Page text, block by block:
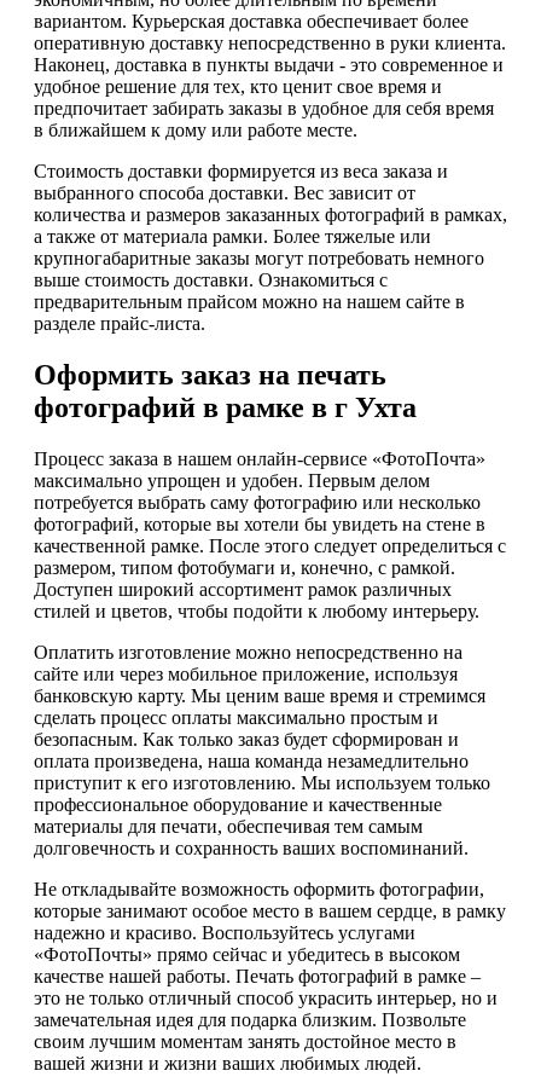
вариантом. Курьерская доставка обеспечивает более
оперативную доставку непосредственно в руки клиента.
Наконец, доставка в пункты выдачи - это современное и
удобное решение для тех, кто ценит свое время и
предпочитает забирать заказы в удобное для себя время
в ближайшем к дому или работе месте.
Стоимость доставки формируется из веса заказа и
выбранного способа доставки. Вес зависит от
количества и размеров заказанных фотографий в рамках,
а также от материала рамки. Более тяжелые или
крупногабаритные заказы могут потребовать немного
выше стоимость доставки. Ознакомиться с
предварительным прайсом можно на нашем сайте в
разделе прайс-листа.
Оформить заказ на печать
фотографий в рамке в г Ухта
Процесс заказа в нашем онлайн-сервисе «ФотоПочта»
максимально упрощен и удобен. Первым делом
потребуется выбрать саму фотографию или несколько
фотографий, которые вы хотели бы увидеть на стене в
качественной рамке. После этого следует определиться с
размером, типом фотобумаги и, конечно, с рамкой.
Доступен широкий ассортимент рамок различных
стилей и цветов, чтобы подойти к любому интерьеру.
Оплатить изготовление можно непосредственно на
сайте или через мобильное приложение, используя
банковскую карту. Мы ценим ваше время и стремимся
сделать процесс оплаты максимально простым и
безопасным. Как только заказ будет сформирован и
оплата произведена, наша команда незамедлительно
приступит к его изготовлению. Мы используем только
профессиональное оборудование и качественные
материалы для печати, обеспечивая тем самым
долговечность и сохранность ваших воспоминаний.
Не откладывайте возможность оформить фотографии,
которые занимают особое место в вашем сердце, в рамку
надежно и красиво. Воспользуйтесь услугами
«ФотоПочты» прямо сейчас и убедитесь в высоком
качестве нашей работы. Печать фотографий в рамке –
это не только отличный способ украсить интерьер, но и
замечательная идея для подарка близким. Позвольте
своим лучшим моментам занять достойное место в
вашей жизни и жизни ваших любимых людей.